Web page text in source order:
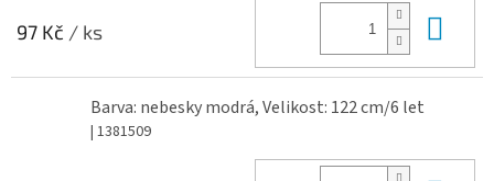
97 Kč / ks
Barva: nebesky modrá, Velikost: 122 cm/6 let
| 1381509